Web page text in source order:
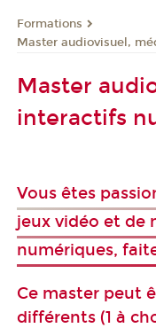
Formations
Master audiovisuel,
Master
interactifs
Vous êtes
jeux vidéo et de
numériques,
Ce master peut
différents (1 à